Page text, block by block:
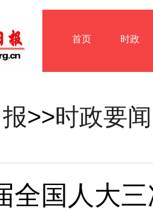
首页 时政
>>时政要闻
全国人大